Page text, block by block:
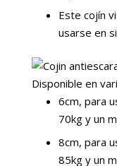
Este cojín
usarse en
Disponible en
6cm, para
70kg y un
8cm, para
85kg y un